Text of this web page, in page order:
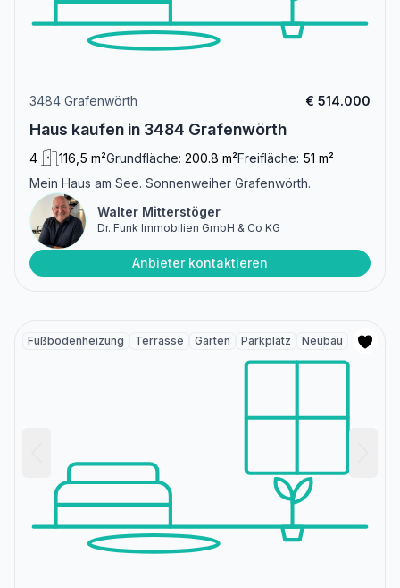
3484 Grafenwörth € 514.000
Haus kaufen in 3484 Grafenwörth
4 116,5 m²Grundfläche: 200.8 m²Freifläche: 51 m²
Mein Haus am See. Sonnenweiher Grafenwörth.
Walter Mitterstöger
Dr. Funk Immobilien GmbH & Co KG
Anbieter kontaktieren
Fußbodenheizung Terrasse Garten Parkplatz Neubau